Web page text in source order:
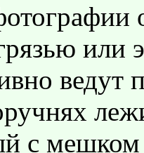
или
с мешком